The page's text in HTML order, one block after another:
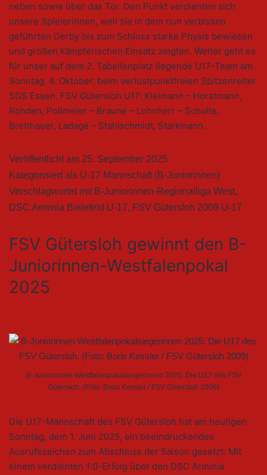
neben sowie über das Tor. Den Punkt verdienten sich
unsere Spielerinnen, weil sie in dem nun verbissen
geführten Derby bis zum Schluss starke Physis bewiesen
und großen kämpferischen Einsatz zeigten. Weiter geht es
für unser auf dem 2. Tabellenplatz liegende U17-Team am
Sonntag, 4. Oktober, beim verlustpunktfreien Spitzenreiter
SGS Essen. FSV Gütersloh U17: Kleimann – Horstmann,
Rohden, Pollmeier – Braune – Lohnherr – Schulte,
Bretthauer, Ladage – Stahlschmidt, Starkmann.
Veröffentlicht am 25. September 2025
Kategorisiert als U-17 Mannschaft (B-Juniorinnen)
Verschlagwortet mit B-Juniorinnen-Regionalliga West,
DSC Arminia Bielefeld U-17, FSV Gütersloh 2009 U-17
FSV Gütersloh gewinnt den B-
Juniorinnen-Westfalenpokal
2025
B-Juniorinnen-Westfalenpokalsiegerinnen 2025: Die U17 des FSV
Gütersloh. (Foto: Boris Kessler / FSV Gütersloh 2009)
Die U17-Mannschaft des FSV Gütersloh hat am heutigen
Sonntag, dem 1. Juni 2025, ein beeindruckendes
Ausrufezeichen zum Abschluss der Saison gesetzt: Mit
einem verdienten 1:0-Erfolg über den DSC Arminia